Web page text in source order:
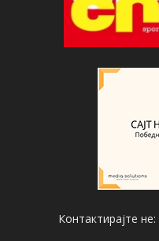
Контактирајте не: